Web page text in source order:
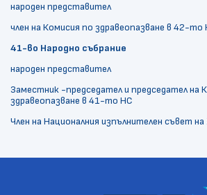
народен представител
член на Комисия по здравеопазване в 42-то
41-во Народно събрание
народен представител
Заместник -председател и председател на
здравеопазване в 41-то НС
Член на Националния изпълнителен съвет